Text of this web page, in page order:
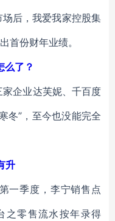
后，我爱我家控股集
首份财年业绩。
么了？
企业达芙妮、千百度
冬”，至今也没能完全
升
一季度，李宁销售点
之零售流水按年录得